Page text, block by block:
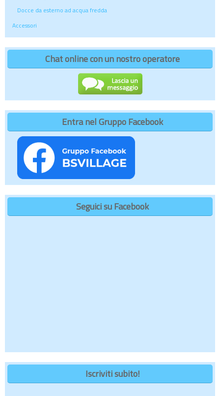
Docce da esterno ad acqua fredda
Accessori
Chat online con un nostro operatore
Entra nel Gruppo Facebook
Seguici su Facebook
Iscriviti subito!